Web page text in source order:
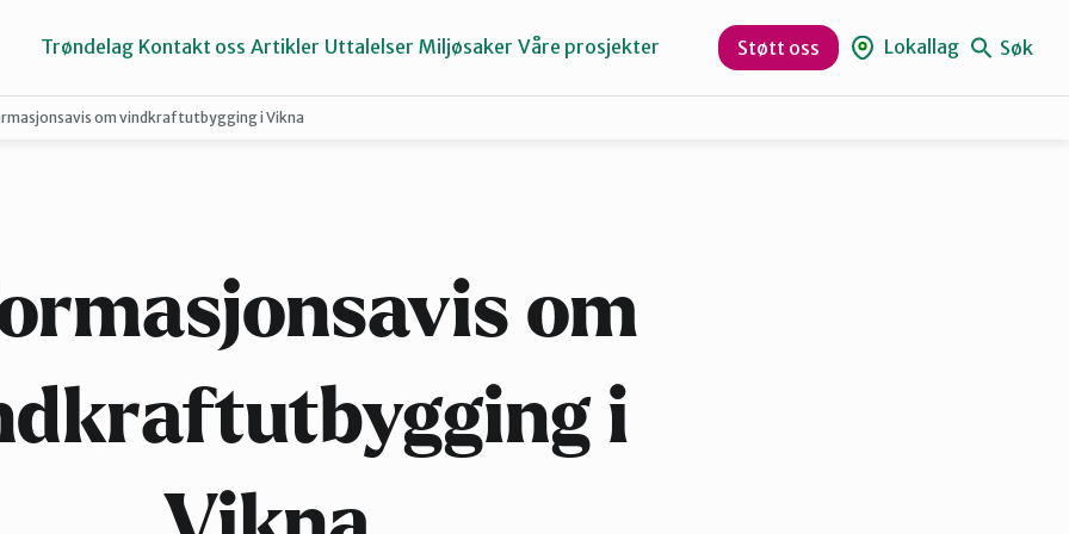
Trøndelag
Trøndelag Kontakt oss Artikler Uttalelser Miljøsaker Våre prosjekter Støtt oss Lokallag Søk
om vindkraftutbygging i Vikna
om
i